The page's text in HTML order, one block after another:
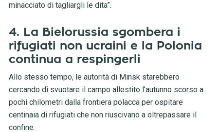
minacciato di tagliargli le dita”.
4. La Bielorussia sgombera i
rifugiati non ucraini e la Polonia
continua a respingerli
Allo stesso tempo, le autorità di Minsk starebbero
cercando di svuotare il campo allestito l’autunno scorso a
pochi chilometri dalla frontiera polacca per ospitare
centinaia di rifugiati che non riuscivano a oltrepassare il
confine.